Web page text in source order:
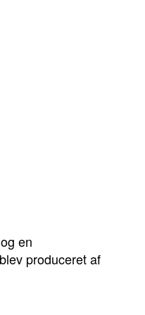
en
produceret af